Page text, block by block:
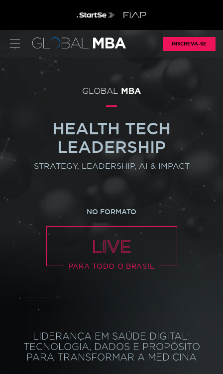
INSCREVA-SE
GLOBAL MBA
HEALTH TECH
LEADERSHIP
STRATEGY, LEADERSHIP, AI & IMPACT
NO FORMATO
LIVE
PARA TODO O BRASIL
LIDERANÇA EM SAÚDE DIGITAL:
TECNOLOGIA, DADOS E PROPÓSITO
PARA TRANSFORMAR A MEDICINA